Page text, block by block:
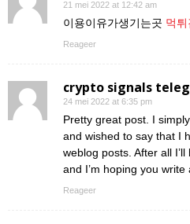
21 mei 2022 at 12:42 am
이용이유가생기는곳 먹튀
Reageer
crypto signals
24 mei 2022 at 6:35 pm
Pretty great post. I
and wished to say that I
weblog posts. After all
and I’m hoping you
Reageer